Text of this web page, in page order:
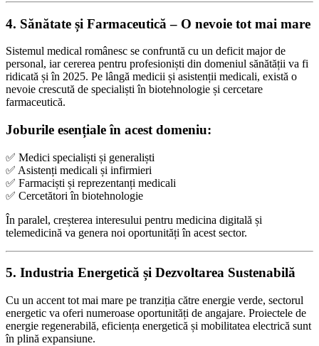
4. Sănătate și Farmaceutică – O nevoie tot mai mare
Sistemul medical românesc se confruntă cu un deficit major de
personal, iar cererea pentru profesioniști din domeniul sănătății va fi
ridicată și în 2025. Pe lângă medicii și asistenții medicali, există o
nevoie crescută de specialiști în biotehnologie și cercetare
farmaceutică.
Joburile esențiale în acest domeniu:
✅ Medici specialiști și generaliști
✅ Asistenți medicali și infirmieri
✅ Farmaciști și reprezentanți medicali
✅ Cercetători în biotehnologie
În paralel, creșterea interesului pentru medicina digitală și
telemedicină va genera noi oportunități în acest sector.
5. Industria Energetică și Dezvoltarea Sustenabilă
Cu un accent tot mai mare pe tranziția către energie verde, sectorul
energetic va oferi numeroase oportunități de angajare. Proiectele de
energie regenerabilă, eficiența energetică și mobilitatea electrică sunt
în plină expansiune.